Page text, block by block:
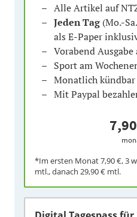
Alle Artikel auf
Jeden Tag(Mo.-
als E-Paper
Vorabend Ausgabe
Sport am
Monatlich kündbar
Mit Paypal
*Im ersten Monat7,90 €, 3
mtl., danach 29,90 € mtl.